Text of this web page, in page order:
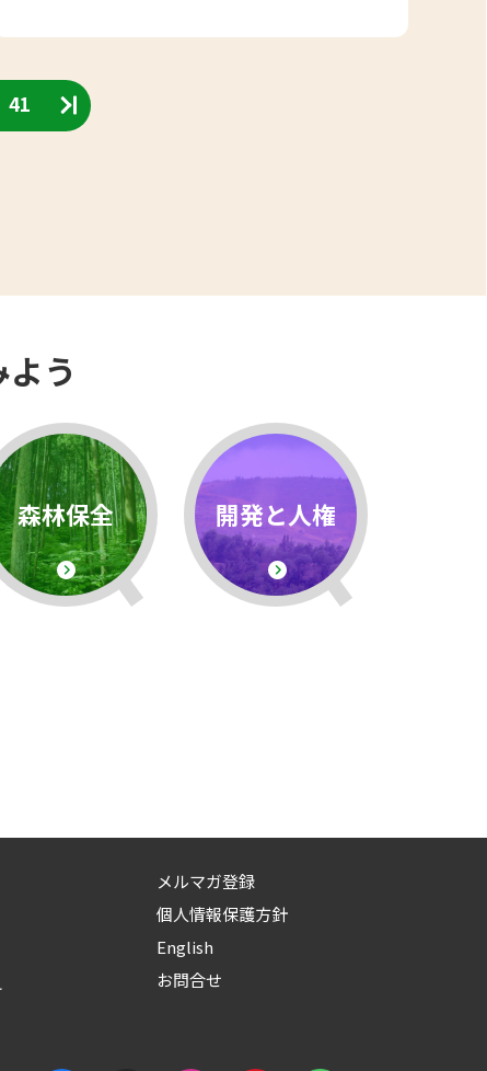
41
う
森林保全 開発と人権
メルマガ登録
個人情報保護方針
English
お問合せ